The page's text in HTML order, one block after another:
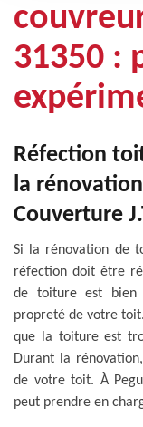
31350 :
Réfection
la
Couverture
Si la rénovation de
réfection doit être
de toiture est bien
propreté de votre
que la toiture est
Durant la
de votre toit. À
peut prendre en